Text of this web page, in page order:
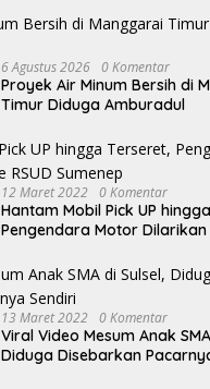
6 Agustus 2026 0 Komentar
Proyek Air Minum Bersih di
Timur Diduga Amburadul
12 Maret 2022 0 Komentar
Hantam Mobil Pick UP
Pengendara Motor Dilarikan
13 Maret 2022 0 Komentar
Viral Video Mesum Anak
Diduga Disebarkan